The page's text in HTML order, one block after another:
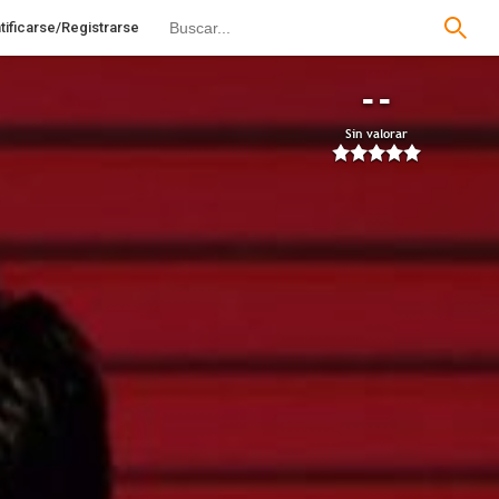
Registrarse
--
Sin valorar